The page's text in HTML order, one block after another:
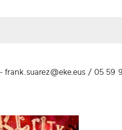
frank.suarez@eke.eus / 05 59